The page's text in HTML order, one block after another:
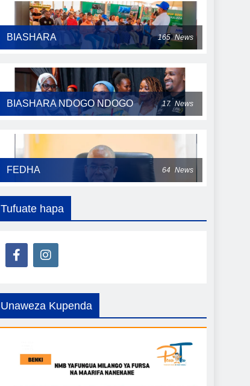
BIASHARA 165 News
BIASHARA NDOGO NDOGO 17 News
FEDHA 64 News
Tufuate hapa
Unaweza Kupenda